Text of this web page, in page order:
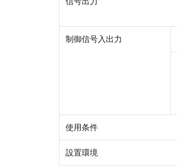
制御信号入出力
使用条件
設置環境